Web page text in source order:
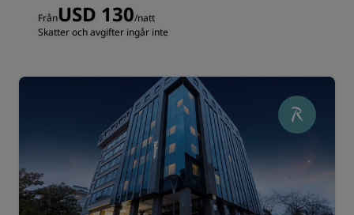
FrånUSD 130/natt
Skatter och avgifter ingår inte